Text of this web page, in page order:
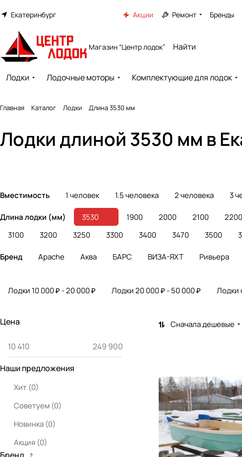
Екатеринбург Акции Ремонт Бренды
Магазин “Центр лодок”
Лодки Лодочные моторы Комплектующие для лодок
Главная Каталог Лодки Длина 3530 мм
Лодки длиной 3530 мм в
Лодки ПВХ
Лодки из
стеклопластика
Вместимость 1 человек 1.5 человека 2 человека 3
Длина лодки (мм) 1900 2000 2100 2200
3100
3200 3250 3300 3400 3470 3500
3530
Бренд Apache Аква БАРС ВИЗА-ЯХТ Ривьера
Лодки 10 000 ₽ - 20 000 ₽ Лодки 20 000 ₽ - 50 000 ₽ Лодки
Сначала дешевые
Цена
Наши предложения
Хит (0)
Советуем (0)
Новинка (0)
Акция (0)
?